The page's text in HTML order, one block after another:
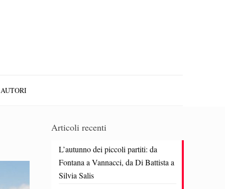
AUTORI
Articoli recenti
L’autunno dei piccoli partiti: da
Fontana a Vannacci, da Di Battista a
Silvia Salis